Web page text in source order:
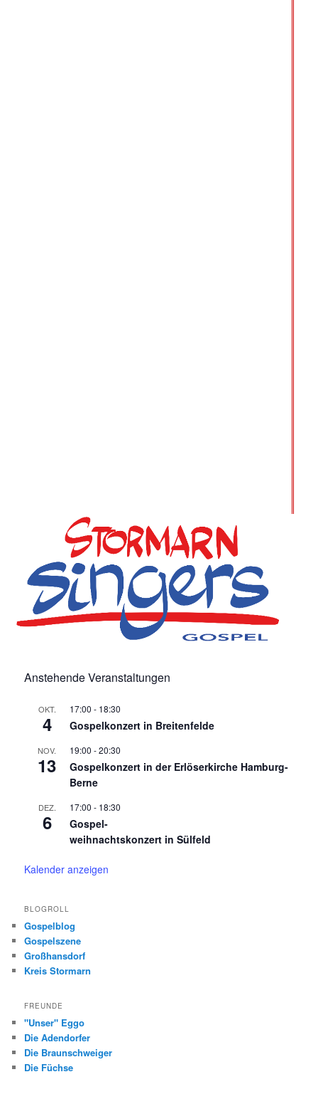
Anstehende Veranstaltungen
OKT.
4
17:00 - 18:30
Gospelkonzert in Breitenfelde
NOV.
13
19:00 -20:30
Gospelkonzert in der Erlöserkirche Hamburg-
Berne
DEZ.
6
17:00 - 18:30
Gospel-
weihnachtskonzert in Sülfeld
Kalender anzeigen
BLOGROLL
Gospelblog
Gospelszene
Großhansdorf
Kreis Stormarn
FREUNDE
"Unser" Eggo
Die Adendorfer
Die Braunschweiger
Die Füchse